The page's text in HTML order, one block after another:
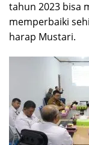
tahun 2023 bisa
memperbaiki
harap Mustari.